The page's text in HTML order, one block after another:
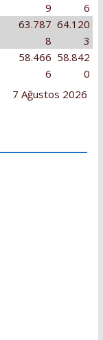
6
9
64.120
3
63.787
8
58.842
0
58.466
6
7 Ağustos 2026